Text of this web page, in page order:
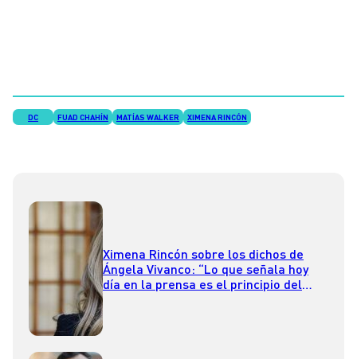
DC FUAD CHAHÍN MATÍAS WALKER XIMENA RINCÓN
Ximena Rincón sobre los dichos de
Ángela Vivanco: “Lo que señala hoy
día en la prensa es el principio del